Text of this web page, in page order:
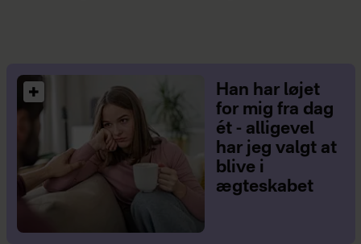
Han har løjet
for mig fra dag
ét - alligevel
har jeg valgt at
blive i
ægteskabet